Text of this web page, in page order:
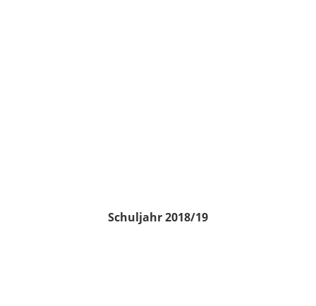
Schuljahr 2018/19